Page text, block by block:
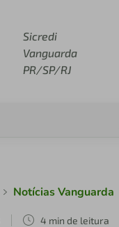
Sicredi
Vanguarda
PR/SP/RJ
Notícias Vanguarda
4 min de leitura